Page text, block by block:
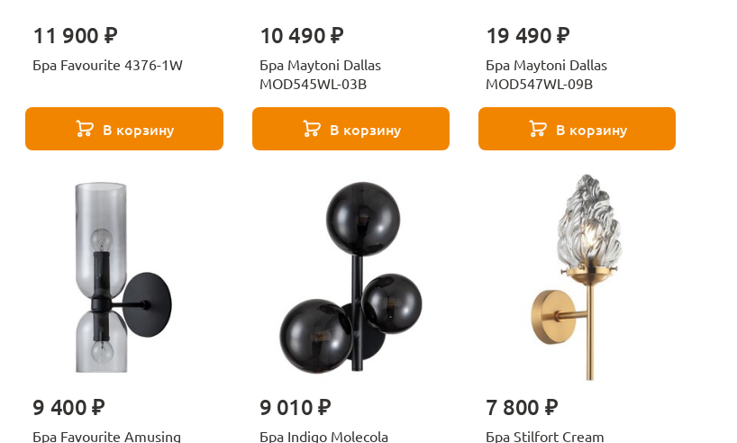
11 900 ₽
Бра Favourite 4376-1W
В корзину
10 490 ₽
Бра Maytoni Dallas
MOD545WL-03B
В корзину
19 490 ₽
Бра Maytoni Dallas
MOD547WL-09B
В корзину
9 400 ₽
Бра Favourite Amusing
9 010 ₽
Бра Indigo Molecola
7 800 ₽
Бра Stilfort Cream